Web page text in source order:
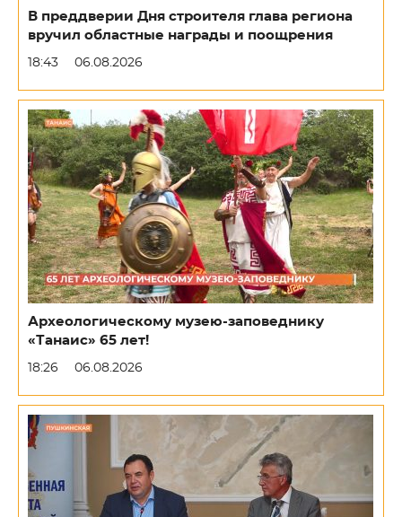
В преддверии Дня строителя глава региона
вручил областные награды и поощрения
18:43 06.08.2026
Археологическому музею-заповеднику
«Танаис» 65 лет!
18:26 06.08.2026